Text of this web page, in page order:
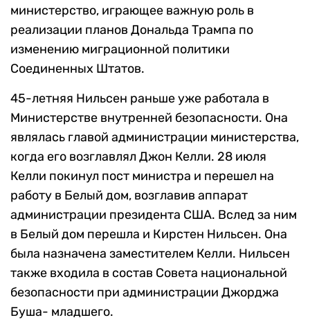
министерство, играющее важную роль в
реализации планов Дональда Трампа по
изменению миграционной политики
Соединенных Штатов.
45-летняя Нильсен раньше уже работала в
Министерстве внутренней безопасности. Она
являлась главой администрации министерства,
когда его возглавлял Джон Келли. 28 июля
Келли покинул пост министра и перешел на
работу в Белый дом, возглавив аппарат
администрации президента США. Вслед за ним
в Белый дом перешла и Кирстен Нильсен. Она
была назначена заместителем Келли. Нильсен
также входила в состав Совета национальной
безопасности при администрации Джорджа
Буша- младшего.